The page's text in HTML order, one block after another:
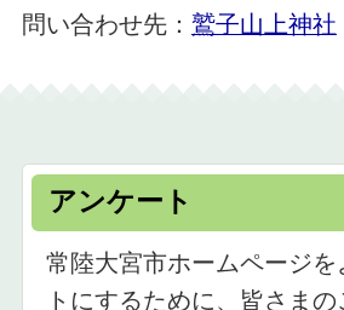
問い合わせ先： 鷲子山上神社
アンケート
常陸大宮市ホームページを
トにするために、皆さま